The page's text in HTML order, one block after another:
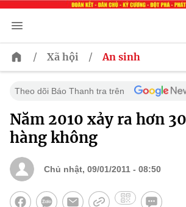
/ Xã hội / An sinh
Theo dõi Báo Thanh tra trên
Năm 2010 xảy ra hơn
hàng không
Chủ nhật, 09/01/2011 - 08:50